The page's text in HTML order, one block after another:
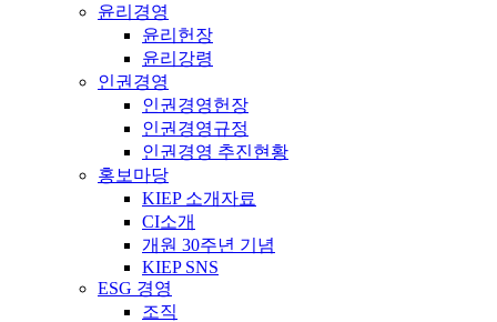
윤리경영
윤리헌장
윤리강령
인권경영
인권경영헌장
인권경영규정
인권경영 추진현황
홍보마당
KIEP 소개자료
CI소개
개원 30주년 기념
KIEP SNS
ESG 경영
조직